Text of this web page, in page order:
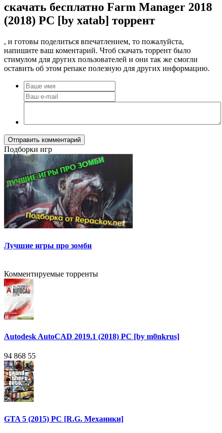
скачать бесплатно Farm Manager 2018
(2018) PC [by xatab] торрент
, и готовы поделиться впечатлением, то пожалуйста,
напишите ваш коментарий. Чтоб скачать торрент было
стимулом для других пользователей и они так же смогли
оставить об этом репаке полезную для других информацию.
Отправить комментарий
Подборки игр
Лучшие игры про зомби
Комментируемые торренты
Autodesk AutoCAD 2019.1 (2018) PC [by m0nkrus]
94 868 55
GTA 5 (2015) PC [R.G. Механики]